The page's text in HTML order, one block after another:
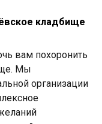
кладбище
вам похоронить
Мы
организации